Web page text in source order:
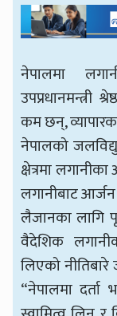
नेपालमा
उपप्रधानमन्त्री
कम छन्,
नेपालको
क्षेत्रमा
लगानीबाट
लैजानका लागि
वैदेशिक
लिएको नीतिबारे
“नेपालमा